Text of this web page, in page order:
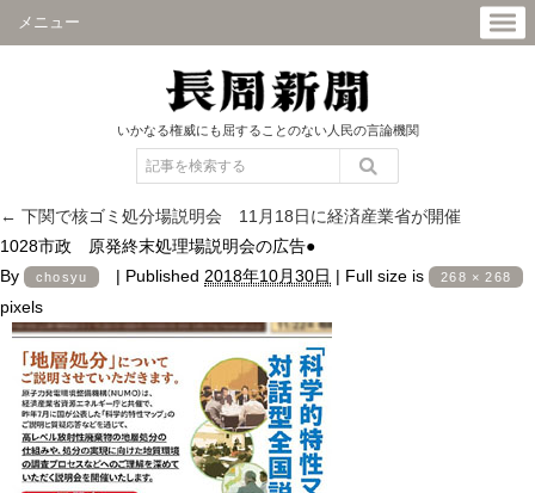
メニュー
いかなる権威にも屈することのない人民の言論機関
← 下関で核ゴミ処分場説明会 11月18日に経済産業省が開催
1028市政 原発終末処理場説明会の広告●
By
chosyu | Published 2018年10月30日 | Full size is 268 × 268
pixels